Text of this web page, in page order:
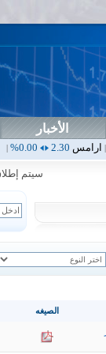
الأخبار
0.00%
|اربيل 0.00%
سيتم إطلاق
الصيغه